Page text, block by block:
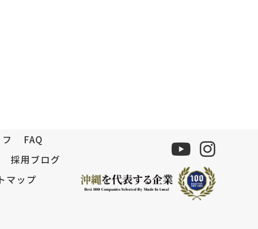
FAQ
採用ブログ
マップ